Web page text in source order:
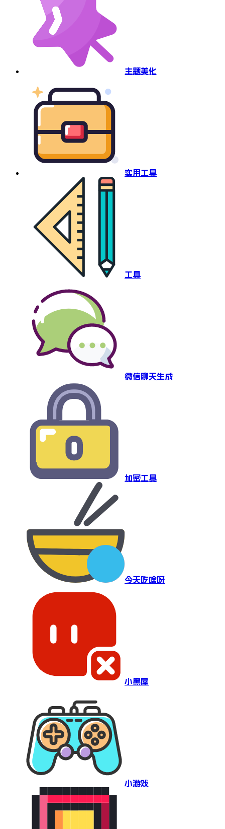
主题美化
实用工具
工具
微信聊天生成
加密工具
今天吃啥呀
小黑屋
小游戏